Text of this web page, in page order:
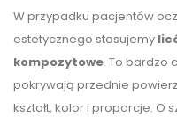
W przypadku pacjentów
estetycznego stosujemy
kompozytowe. To bardzo
pokrywają przednie
kształt, kolor i proporcje. O